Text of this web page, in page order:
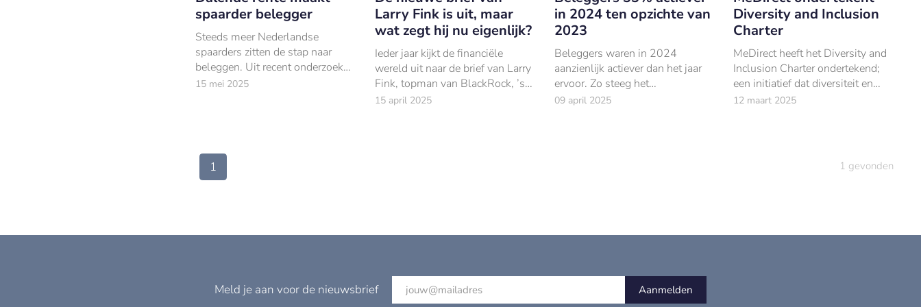
spaarder belegger
Steeds meer Nederlandse
spaarders zitten de stap naar
beleggen. Uit recent onderzoek
van MeDirect blijkt dat
15 mei 2025
Larry Fink is uit, maar
wat zegt hij nu eigenlijk?
Ieder jaar kijkt de financiële
wereld uit naar de brief van Larry
Fink, topman van BlackRock, ’s
werelds grootste
15 april 2025
in 2024 ten opzichte van
2023
Beleggers waren in 2024
aanzienlijk actiever dan het jaar
ervoor. Zo steeg het
transactievolume van gemiddeld
09 april 2025
Diversity and Inclusion
Charter
MeDirect heeft het Diversity and
Inclusion Charter ondertekend;
een initiatief dat diversiteit en
inclusie in onder meer de
12 maart 2025
1 1 gevonden
Meld je aan voor de nieuwsbrief Aanmelden